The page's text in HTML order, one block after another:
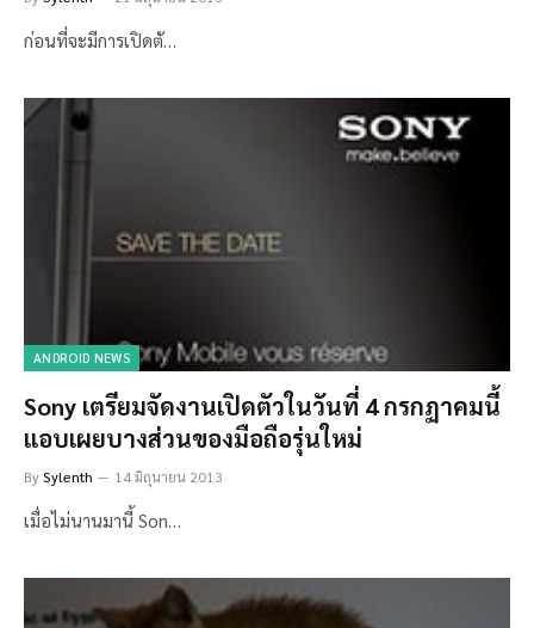
ก่อนที่จะมีการเปิดตั…
ANDROID NEWS
Sony เตรียมจัดงานเปิดตัวในวันที่ 4 กรกฏาคมนี้
แอบเผยบางส่วนของมือถือรุ่นใหม่
BySylenth 14 มิถุนายน 2013
เมื่อไม่นานมานี้ Son…